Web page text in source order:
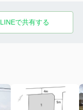
LINEで共有する